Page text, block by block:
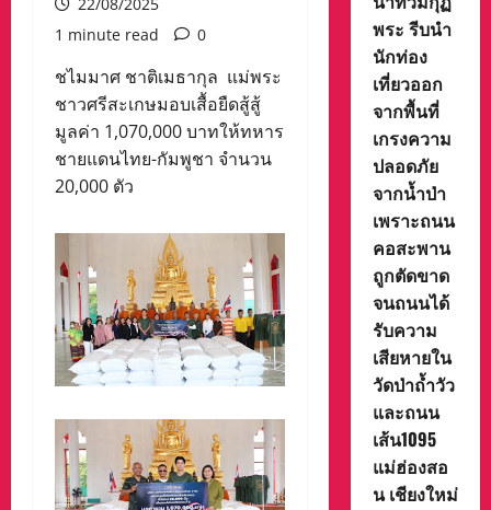
1 minute read
0
ชไมมาศ ชาติเมธากุล แม่พระ
ชาวศรีสะเกษมอบเสื้อยืดสู้สู้
มูลค่า 1,070,000 บาทให้ทหาร
ชายแดนไทย-กัมพูชา จำนวน
20,000 ตัว
พระ รีบนำ
นักท่อง
เที่ยวออก
จากพื้นที่
เกรงความ
ปลอดภัย
จากน้ำป่า
เพราะถนน
คอสะพาน
ถูกตัดขาด
จนถนนได้
รับความ
เสียหายใน
วัดป่าถ้ำวัว
และถนน
เส้น1095
แม่ฮ่องสอ
น เชียงใหม่